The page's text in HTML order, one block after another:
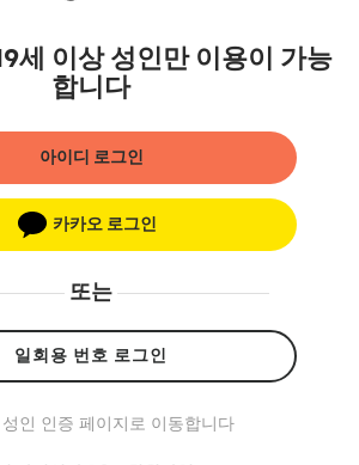
세 이상 성인만 이용이 가능
합니다
아이디 로그인
카카오 로그인
또는
일회용 번호 로그인
성인 인증 페이지로 이동합니다